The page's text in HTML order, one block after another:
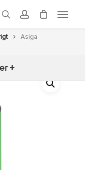
search account
Menu
+
Asiga